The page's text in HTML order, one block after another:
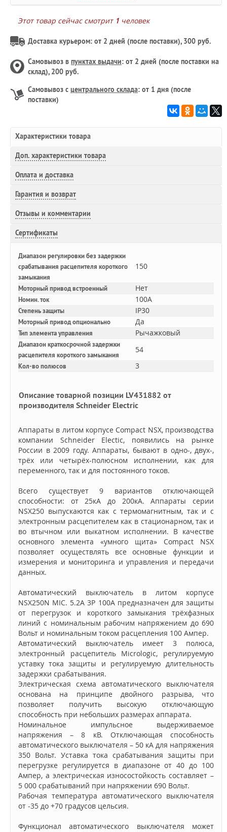
Этот товар сейчас смотрит 1 человек
Доставка курьером: от 2 дней (после поставки), 300 руб.
Самовывоз в пунктах выдачи: от 2 дней (после поставки на
склад), 200 руб.
Самовывоз с центрального склада: от 1 дня (после
поставки)
Характеристики товара
Доп. характеристики товара
Оплата и доставка
Гарантия и возврат
Отзывы и комментарии
Сертификаты
Диапазон регулировки без задержки
срабатывания расцепителя короткого
замыкания
150
Моторный привод встроенный Нет
Номин. ток 100A
Степень защиты IP30
Моторный привод опционально Да
Тип элемента управления Рычажковый
Диапазон краткосрочной задержки
расцепителя короткого замыкания
54
Кол-во полюсов 3
Описание товарной позиции LV431882 от
производителя Schneider Electric
Аппараты в литом корпусе Compact NSX, производства
компании Schneider Electic, появились на рынке
России в 2009 году. Аппараты, бывают в одно-, двух-,
трёх или четырёх-полюсном исполнении, как для
переменного, так и для постоянного токов.
Всего существует 9 вариантов отключающей
способности: от 25кА до 200кА. Аппараты серии
NSX250 выпускаются как с термомагнитным, так и с
электронным расцепителем как в стационарном, так и
во втычном или выкатном исполнении. В качестве
основного элемента «умного щита» Compact NSX
позволяет осуществлять все основные функции и
измерения и мониторинга и управления и передачи
данных.
Автоматический выключатель в литом корпусе
NSX250N MIC. 5.2A 3P 100A предназначен для защиты
от перегрузок и короткого замыкания трёхфазных
линий с номинальным рабочим напряжением до 690
Вольт и номинальным током расцепления 100 Ампер.
Автоматический выключатель имеет 3 полюса,
электронный расцепитель Micrologic, регулируемую
уставку тока защиты и регулируемую длительность
задержки срабатывания.
Электрическая схема автоматического выключателя
основана на принципе двойного разрыва, что
позволяет получить высокую отключающую
способность при небольших размерах аппарата.
Номинальное импульсное выдерживаемое
напряжения – 8 кВ. Отключающая способность
автоматического выключателя – 50 кА для напряжения
350 Вольт. Уставка тока срабатывания защиты при
перегрузке регулируется в диапазоне от 40 до 100
Ампер, а электрическая износостойкость составляет –
5 000 срабатываний при напряжении 690 Вольт.
Рабочая температура автоматического выключателя
от -35 до +70 градусов цельсия.
Функционал автоматического выключателя может